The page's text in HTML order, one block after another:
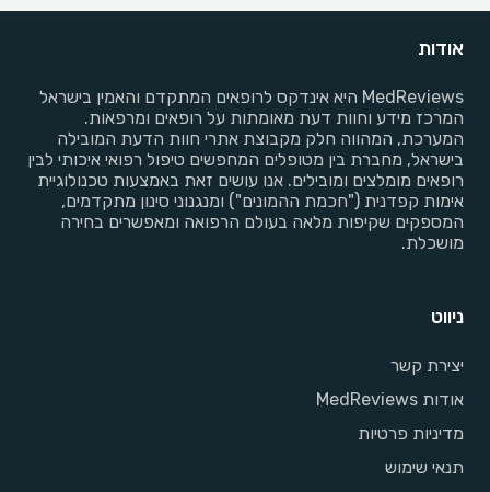
אודות
MedReviews היא אינדקס לרופאים המתקדם והאמין בישראל
המרכז מידע וחוות דעת מאומתות על רופאים ומרפאות.
המערכת, המהווה חלק מקבוצת אתרי חוות הדעת המובילה
בישראל, מחברת בין מטופלים המחפשים טיפול רפואי איכותי לבין
רופאים מומלצים ומובילים. אנו עושים זאת באמצעות טכנולוגיית
אימות קפדנית ("חכמת ההמונים") ומנגנוני סינון מתקדמים,
המספקים שקיפות מלאה בעולם הרפואה ומאפשרים בחירה
מושכלת.
ניווט
יצירת קשר
אודות MedReviews
מדיניות פרטיות
תנאי שימוש